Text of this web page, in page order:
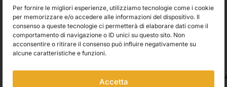
Per fornire le migliori esperienze, utilizziamo tecnologie come i cookie
per memorizzare e/o accedere alle informazioni del dispositivo. Il
consenso a queste tecnologie ci permetterà di elaborare dati come il
comportamento di navigazione o ID unici su questo sito. Non
acconsentire o ritirare il consenso può influire negativamente su
alcune caratteristiche e funzioni.
Accetta
Accetto le condizioni generali e di ricevere le Newsletters.
ISCRIVITI
Spedizioni